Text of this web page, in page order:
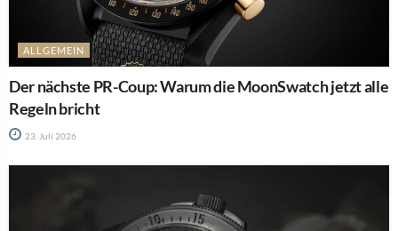
ALLGEMEIN
Der nächste PR-Coup: Warum die MoonSwatch jetzt alle
Regeln bricht
23. Juli 2026